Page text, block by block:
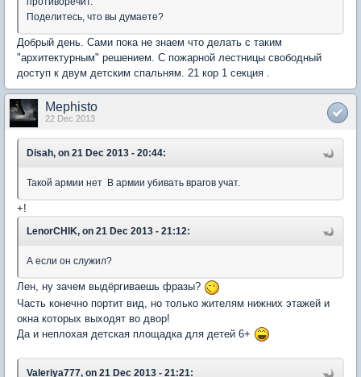
Поделитесь, что вы думаете?
Добрый день. Сами пока не знаем что делать с таким
"архитектурным" решением. С пожарной лестницы свободный
доступ к двум детским спальням. 21 кор 1 секция .
Mephisto
22 Dec 2013
Disah, on 21 Dec 2013 - 20:44:
Такой армии нет В армии убивать врагов учат.
+!
LenorCHIK, on 21 Dec 2013 - 21:12:
А если он служил?
Лен, ну зачем выдёргиваешь фразы?
Часть конечно портит вид, но только жителям нижних этажей и
окна которых выходят во двор!
Да и неплохая детская площадка для детей 6+
Valeriya777, on 21 Dec 2013 - 21:21: